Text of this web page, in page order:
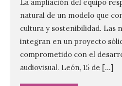
La ampliación del equipo
natural de un modelo que
cultura y sostenibilidad. Las
integran en un proyecto
comprometido con el
audiovisual. León, 15 de […]